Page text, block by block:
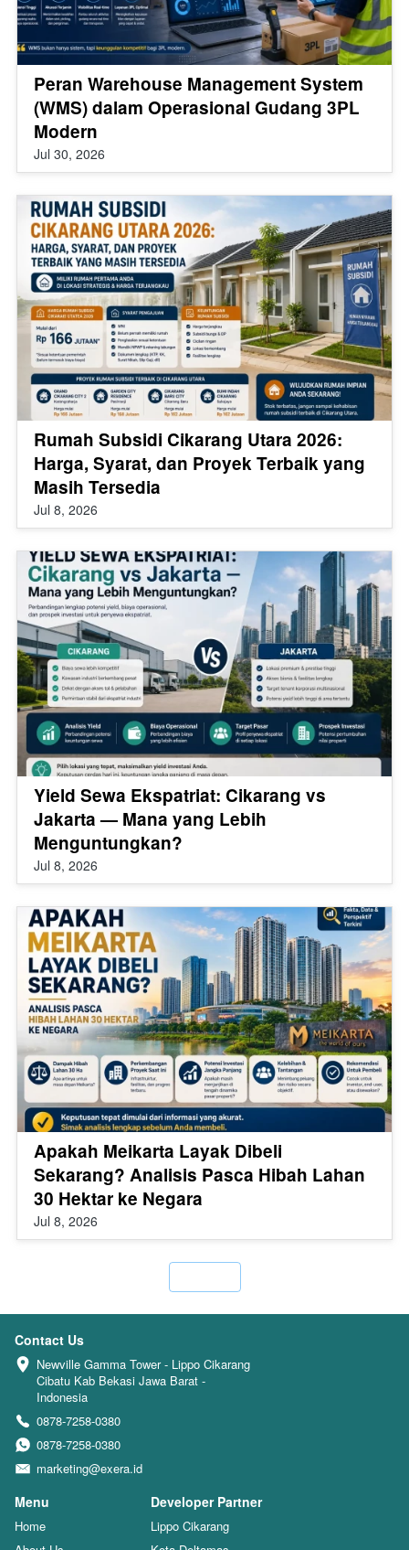
Peran Warehouse Management System
(WMS) dalam Operasional Gudang 3PL
Modern
Jul 30, 2026
Rumah Subsidi Cikarang Utara 2026:
Harga, Syarat, dan Proyek Terbaik yang
Masih Tersedia
Jul 8, 2026
Yield Sewa Ekspatriat: Cikarang vs
Jakarta — Mana yang Lebih
Menguntungkan?
Jul 8, 2026
Apakah Meikarta Layak Dibeli
Sekarang? Analisis Pasca Hibah Lahan
30 Hektar ke Negara
Jul 8, 2026
Contact Us
Newville Gamma Tower - Lippo Cikarang
Cibatu Kab Bekasi Jawa Barat -
Indonesia
0878-7258-0380
0878-7258-0380
marketing@exera.id
Menu
Home
Developer Partner
Lippo Cikarang